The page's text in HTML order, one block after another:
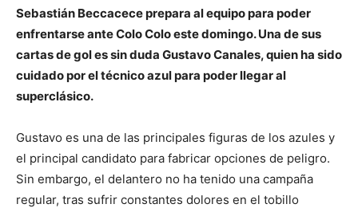
Sebastián Beccacece prepara al equipo para poder
enfrentarse ante Colo Colo este domingo. Una de sus
cartas de gol es sin duda Gustavo Canales, quien ha sido
cuidado por el técnico azul para poder llegar al
superclásico.
Gustavo es una de las principales figuras de los azules y
el principal candidato para fabricar opciones de peligro.
Sin embargo, el delantero no ha tenido una campaña
regular, tras sufrir constantes dolores en el tobillo